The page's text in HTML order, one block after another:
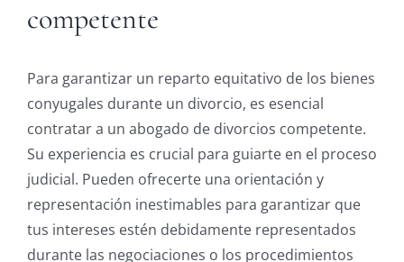
competente
Para garantizar un reparto equitativo de los bienes
conyugales durante un divorcio, es esencial
contratar a un abogado de divorcios competente.
Su experiencia es crucial para guiarte en el proceso
judicial. Pueden ofrecerte una orientación y
representación inestimables para garantizar que
tus intereses estén debidamente representados
durante las negociaciones o los procedimientos